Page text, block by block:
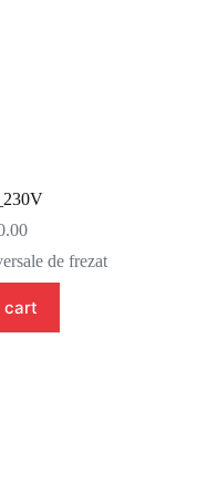
de frezat
cart